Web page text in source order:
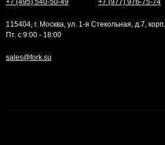
115404, г. Москва, ул. 1-я Стекольная, д.7,
Пт. с 9:00 - 18:00
sales@fork.su